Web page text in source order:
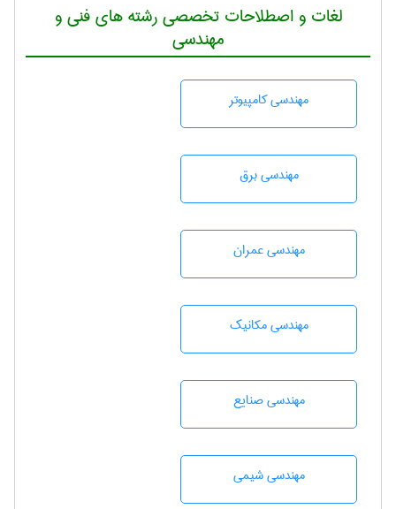
لغات و اصطلاحات تخصصی رشته های فنی و
مهندسی
مهندسی كامپيوتر
مهندسی برق
مهندسی عمران
مهندسی مکانیک
مهندسی صنايع
مهندسي شيمی